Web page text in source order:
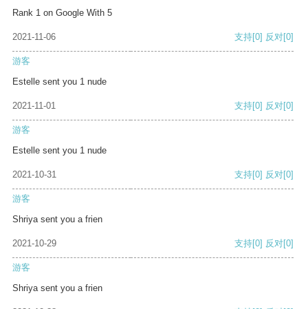
Rank 1 on Google With 5
2021-11-06 支持[0] 反对[0]
游客
Estelle sent you 1 nude
2021-11-01 支持[0] 反对[0]
游客
Estelle sent you 1 nude
2021-10-31 支持[0] 反对[0]
游客
Shriya sent you a frien
2021-10-29 支持[0] 反对[0]
游客
Shriya sent you a frien